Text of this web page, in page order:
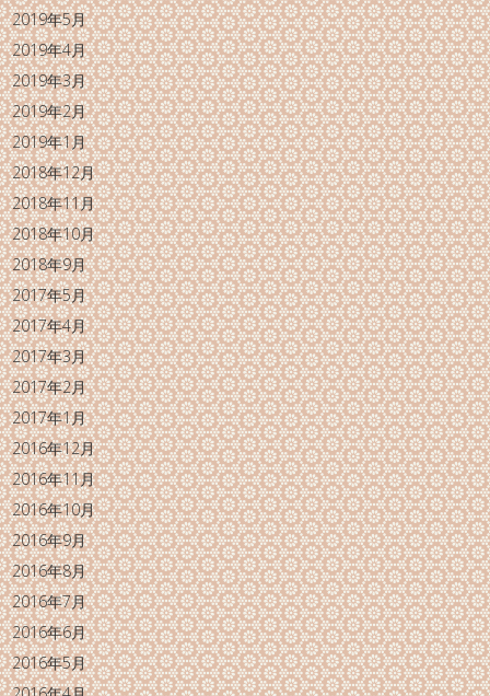
2019年5月
2019年4月
2019年3月
2019年2月
2019年1月
2018年12月
2018年11月
2018年10月
2018年9月
2017年5月
2017年4月
2017年3月
2017年2月
2017年1月
2016年12月
2016年11月
2016年10月
2016年9月
2016年8月
2016年7月
2016年6月
2016年5月